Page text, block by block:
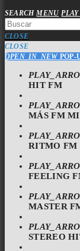
SEARCH MENU
CLOSE
CLOSE
OPEN_IN_NEWPOP-
HIT FM
MÁS FM
RITMO FM
FEELING
MASTER
STEREO